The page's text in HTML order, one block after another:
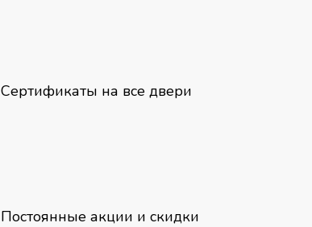
Сертификаты на все двери
Постоянные акции и скидки